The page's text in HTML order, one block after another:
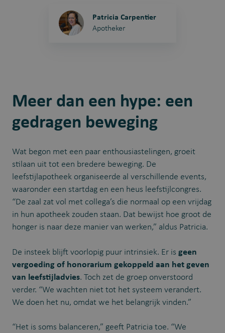
Patricia Carpentier
Apotheker
Meer dan een hype: een
gedragen beweging
Wat begon met een paar enthousiastelingen, groeit
stilaan uit tot een bredere beweging. De
leefstijlapotheek organiseerde al verschillende events,
waaronder een startdag en een heus leefstijlcongres.
“De zaal zat vol met collega’s die normaal op een vrijdag
in hun apotheek zouden staan. Dat bewijst hoe groot de
honger is naar deze manier van werken,” aldus Patricia.
De insteek blijft voorlopig puur intrinsiek. Er is geen
vergoeding of honorarium gekoppeld aan het geven
van leefstijladvies. Toch zet de groep onverstoord
verder. “We wachten niet tot het systeem verandert.
We doen het nu, omdat we het belangrijk vinden.”
“Het is soms balanceren,” geeft Patricia toe. “We